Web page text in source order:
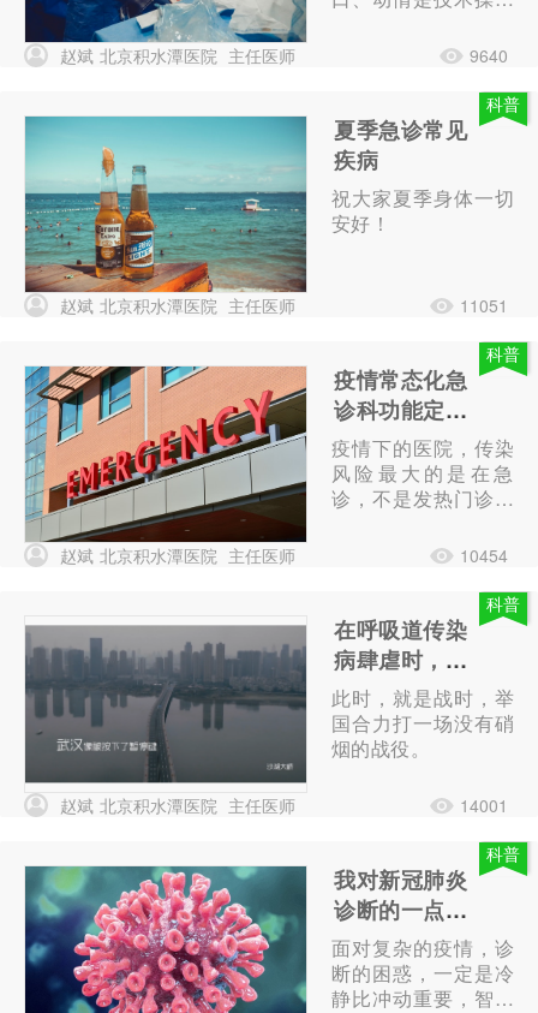
沟通，没有站在病人
术只是与疾病对话，
而不是与病人交流。
赵斌 北京积水潭医院 主任医师 9640
夏季急诊常见
疾病
祝大家夏季身体一切
安好！
科普
赵斌 北京积水潭医院 主任医师 11051
疫情常态化急
诊科功能定位
的思考
疫情下的医院，传染
风险最大的是在急
诊，不是发热门诊，
科普
赵斌 北京积水潭医院 主任医师 10454
在呼吸道传染
病肆虐时，无
人能独善其身
此时，就是战时，举
国合力打一场没有硝
烟的战役。
科普
赵斌 北京积水潭医院 主任医师 14001
我对新冠肺炎
诊断的一点思
考
面对复杂的疫情，诊
断的困惑，一定是冷
静比冲动重要，智慧
科普